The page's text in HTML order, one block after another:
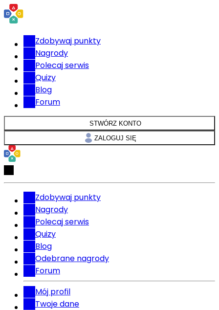
Zdobywaj punkty
Nagrody
Polecaj serwis
Quizy
Blog
Forum
STWÓRZ KONTO
ZALOGUJ SIĘ
Zdobywaj punkty
Nagrody
Polecaj serwis
Quizy
Blog
Odebrane nagrody
Forum
Mój profil
Twoje dane